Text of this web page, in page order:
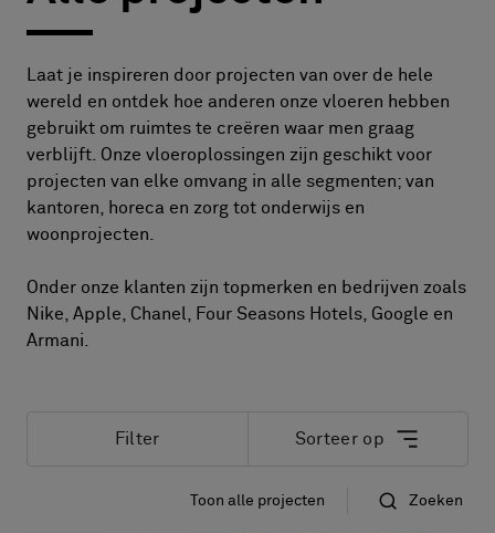
Onderhoud
Samenwerkingen met Designers
Stories
Over ons
Image & Material Bank
Pattern Tile Tool
Selecteer land
Laat je inspireren door projecten van over de hele
wereld en ontdek hoe anderen onze vloeren hebben
gebruikt om ruimtes te creëren waar men graag
verblijft. Onze vloeroplossingen zijn geschikt voor
projecten van elke omvang in alle segmenten; van
kantoren, horeca en zorg tot onderwijs en
woonprojecten.
Onder onze klanten zijn topmerken en bedrijven zoals
Nike, Apple, Chanel, Four Seasons Hotels, Google en
Armani.
Filter Sorteer op
​Op datum
Toon alle projecten Zoeken